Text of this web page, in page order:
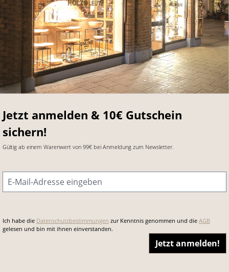
Jetzt anmelden & 10€ Gutschein
sichern!
Gültig ab einem Warenwert von 99€ bei Anmeldung zum Newsletter.
E-Mail-Adresse
Ich habe die Datenschutzbestimmungen zur Kenntnis genommen und die AGB
gelesen und bin mit ihnen einverstanden.
Jetzt anmelden!